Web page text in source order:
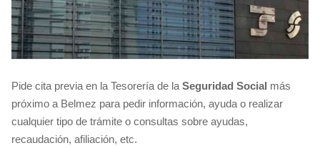
Pide cita previa en la Tesorería de la Seguridad Social más
próximo a Belmez para pedir información, ayuda o realizar
cualquier tipo de trámite o consultas sobre ayudas,
recaudación, afiliación, etc.